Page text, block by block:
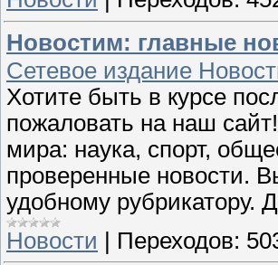
Новостим: главные
Сетевое издание
Хотите быть в курсе
пожаловать на наш
мира: наука, спорт,
проверенные новости.
удобному рубрикатору.
Новости
Переходов: